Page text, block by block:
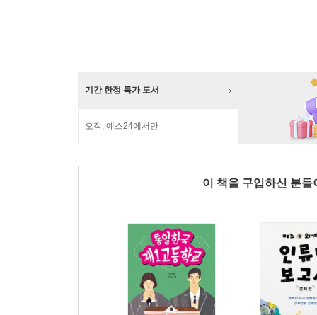
기간 한정 특가 도서
오직, 예스24에서만
이 책을 구입하신 분